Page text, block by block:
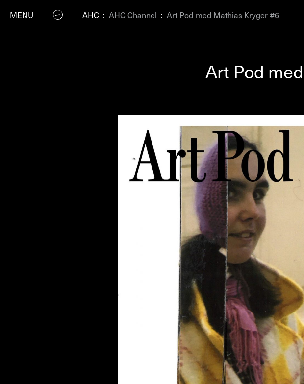
MENU AHC : AHC Channel : Art Pod med Mathias Kryger #6
Kalender
Residencies & Studios
Om
AHC Channel
THORAVEJ 29, 2400 KØBENHAVN NV, DANMARK
Art Pod